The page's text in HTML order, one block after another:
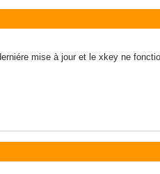
mise à jour et le xkey ne